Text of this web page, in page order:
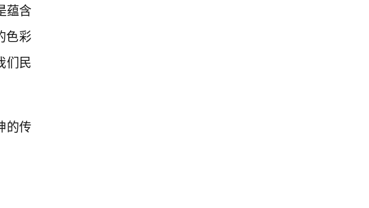
蕴含
色彩
们民
的传